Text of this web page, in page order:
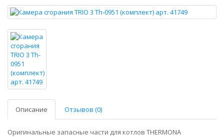
Описание Отзывов (0)
Оригинальные запасные части для котлов THERMONA